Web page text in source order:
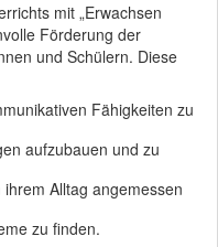
mit „Erwachsen
Förderung der
und Schülern. Diese
Fähigkeiten zu
aufzubauen und zu
Alltag angemessen
zu finden.